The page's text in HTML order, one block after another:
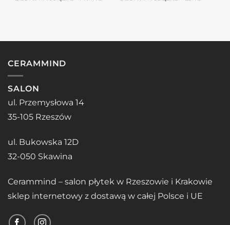
CERAMMIND
SALON
ul. Przemysłowa 14
35-105 Rzeszów
ul. Bukowska 12D
32-050 Skawina
Cerammind – salon płytek w Rzeszowie i Krakowie
sklep internetowy z dostawą w całej Polsce i UE